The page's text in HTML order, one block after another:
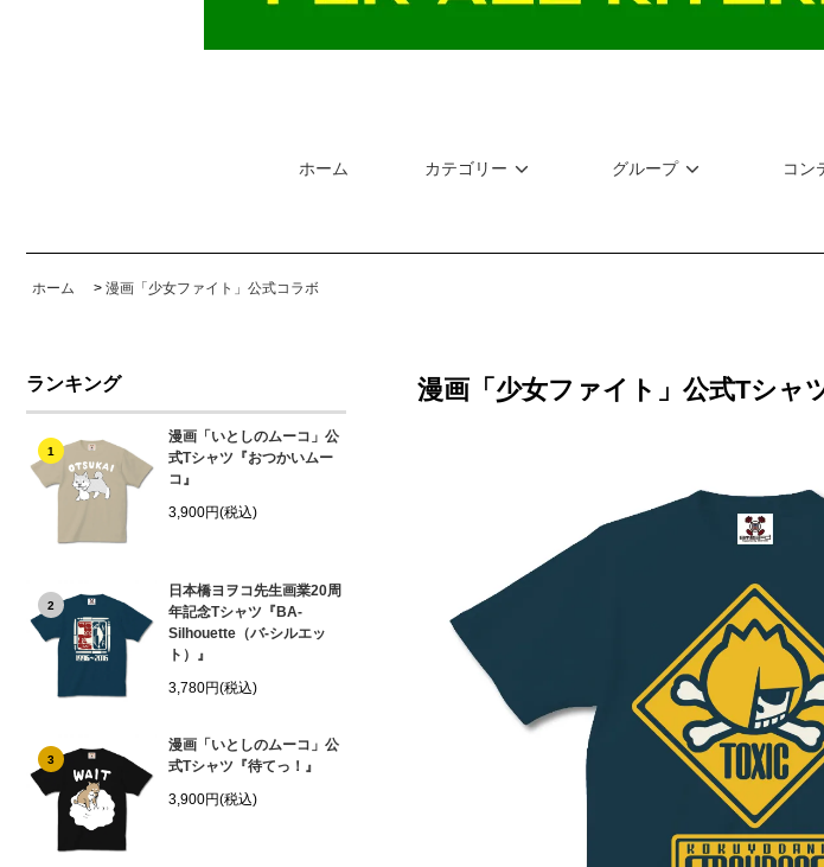
ホーム カテゴリー グループ コン
ホーム > 漫画「少女ファイト」公式コラボ
ランキング
1
漫画「いとしのムーコ」公
式Tシャツ『おつかいムー
コ』
3,900円(税込)
2
日本橋ヨヲコ先生画業20周
年記念Tシャツ『BA-
Silhouette（バ-シルエッ
ト）』
3,780円(税込)
3
漫画「いとしのムーコ」公
式Tシャツ『待てっ！』
3,900円(税込)
漫画「少女ファイト」公式Tシャ